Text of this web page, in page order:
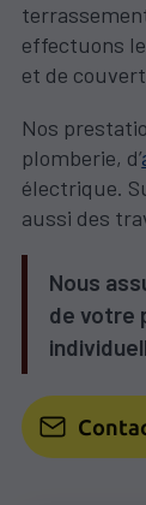
effectuons
et de
Nos
plomberie, d’
électrique.
aussi des
Nous
de votre